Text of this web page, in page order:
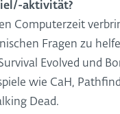
aktivität?
Computerzeit
Fragen zu
Evolved und
wie CaH,
Dead.